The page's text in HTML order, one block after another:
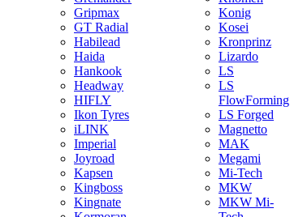
Gripmax
GT Radial
Habilead
Haida
Hankook
Headway
HIFLY
Ikon Tyres
iLINK
Imperial
Joyroad
Kapsen
Kingboss
Kingnate
Konig
Kosei
Kronprinz
Lizardo
LS
LS
FlowForming
LS Forged
Magnetto
MAK
Megami
Mi-Tech
MKW
MKW Mi-